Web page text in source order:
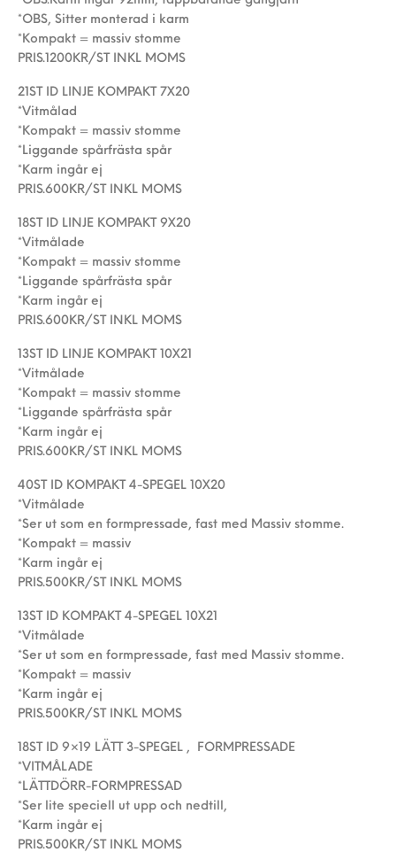
*OBS, Sitter monterad i karm
*Kompakt = massiv stomme
PRIS.1200KR/ST INKL MOMS
21ST ID LINJE KOMPAKT 7X20
*Vitmålad
*Kompakt = massiv stomme
*Liggande spårfrästa spår
*Karm ingår ej
PRIS.600KR/ST INKL MOMS
18ST ID LINJE KOMPAKT 9X20
*Vitmålade
*Kompakt = massiv stomme
*Liggande spårfrästa spår
*Karm ingår ej
PRIS.600KR/ST INKL MOMS
13ST ID LINJE KOMPAKT 10X21
*Vitmålade
*Kompakt = massiv stomme
*Liggande spårfrästa spår
*Karm ingår ej
PRIS.600KR/ST INKL MOMS
40ST ID KOMPAKT 4-SPEGEL 10X20
*Vitmålade
*Ser ut som en formpressade, fast med Massiv stomme.
*Kompakt = massiv
*Karm ingår ej
PRIS.500KR/ST INKL MOMS
13ST ID KOMPAKT 4-SPEGEL 10X21
*Vitmålade
*Ser ut som en formpressade, fast med Massiv stomme.
*Kompakt = massiv
*Karm ingår ej
PRIS.500KR/ST INKL MOMS
18ST ID 9×19 LÄTT 3-SPEGEL , FORMPRESSADE
*VITMÅLADE
*LÄTTDÖRR-FORMPRESSAD
*Ser lite speciell ut upp och nedtill,
*Karm ingår ej
PRIS.500KR/ST INKL MOMS